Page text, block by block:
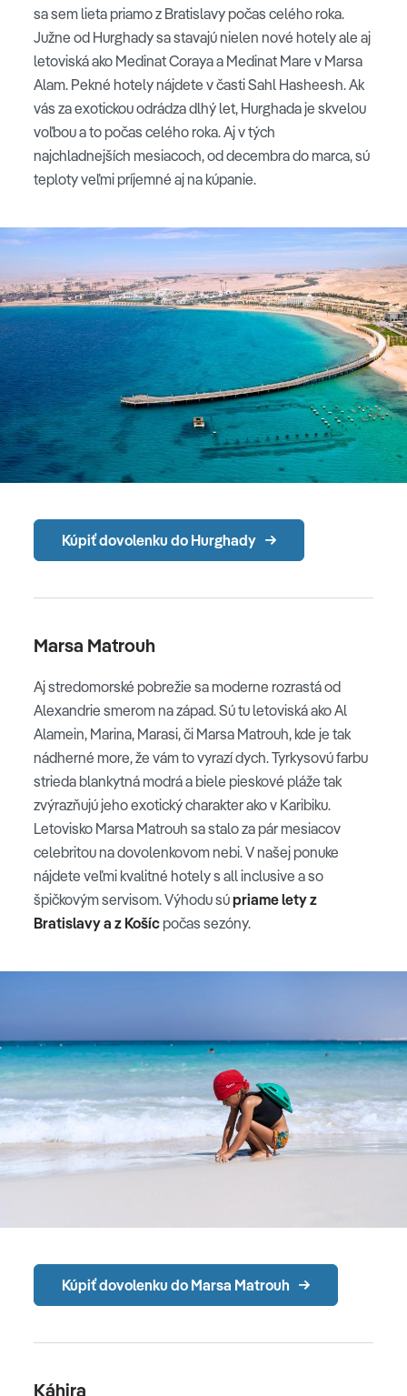
sa sem lieta priamo z Bratislavy počas celého roka.
Južne od Hurghady sa stavajú nielen nové hotely ale aj
letoviská ako Medinat Coraya a Medinat Mare v Marsa
Alam. Pekné hotely nájdete v časti Sahl Hasheesh. Ak
vás za exotickou odrádza dlhý let, Hurghada je skvelou
voľbou a to počas celého roka. Aj v tých
najchladnejších mesiacoch, od decembra do marca, sú
teploty veľmi príjemné aj na kúpanie.
Kúpiť dovolenku do Hurghady
Marsa Matrouh
Aj stredomorské pobrežie sa moderne rozrastá od
Alexandrie smerom na západ. Sú tu letoviská ako Al
Alamein, Marina, Marasi, či Marsa Matrouh, kde je tak
nádherné more, že vám to vyrazí dych. Tyrkysovú farbu
strieda blankytná modrá a biele pieskové pláže tak
zvýrazňujú jeho exotický charakter ako v Karibiku.
Letovisko Marsa Matrouh sa stalo za pár mesiacov
celebritou na dovolenkovom nebi. V našej ponuke
nájdete veľmi kvalitné hotely s all inclusive a so
špičkovým servisom. Výhodu súpriame lety z
Bratislavy a z Košíc počas sezóny.
Kúpiť dovolenku do Marsa Matrouh
Káhira